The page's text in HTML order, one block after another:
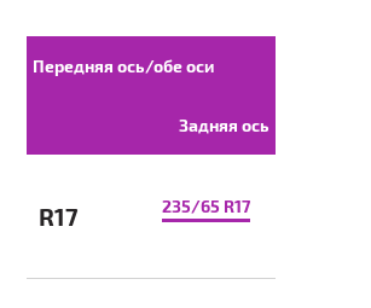
Передняя ось/обе оси
Задняя ось
R17 235/65 R17